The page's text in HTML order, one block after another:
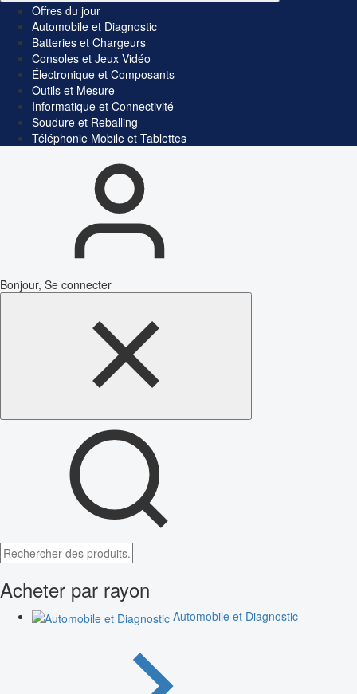
Offres du jour
Automobile et Diagnostic
Batteries et Chargeurs
Consoles et Jeux Vidéo
Électronique et Composants
Outils et Mesure
Informatique et Connectivité
Soudure et Reballing
Téléphonie Mobile et Tablettes
Bonjour, Se connecter
Acheter par rayon
Automobile et Diagnostic